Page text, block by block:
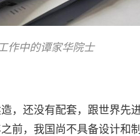
作中的谭家华院士
，还没有配套，跟世界先
前，我国尚不具备设计和